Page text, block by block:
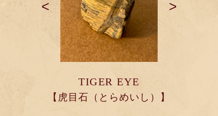
< >
TIGER EYE
【虎目石（とらめいし）】